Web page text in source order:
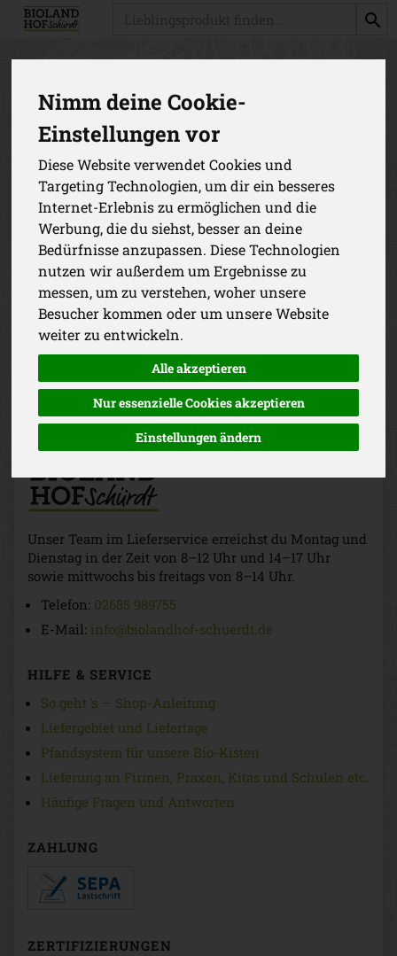
Nimm deine Cookie-
Einstellungen vor
Diese Website verwendet Cookies und
Targeting Technologien, um dir ein besseres
Internet-Erlebnis zu ermöglichen und die
Werbung, die du siehst, besser an deine
Bedürfnisse anzupassen. Diese Technologien
nutzen wir außerdem um Ergebnisse zu
messen, um zu verstehen, woher unsere
Besucher kommen oder um unsere Website
weiter zu entwickeln.
Alle akzeptieren
Nur essenzielle Cookies akzeptieren
Einstellungen ändern
Produkt "Schwarzkümmelöl"
nicht verfügbar.
Das von dir gesuchte Produkt ist leider zur Zeit nicht
verfügbar.
Unser Team im Lieferservice erreichst du Montag und
Dienstag in der Zeit von 8–12 Uhr und 14–17 Uhr
sowie mittwochs bis freitags von 8–14 Uhr.
Telefon: 02685 989755
E-Mail: info@biolandhof-schuerdt.de
HILFE & SERVICE
So geht 's — Shop-Anleitung
Liefergebiet und Liefertage
Pfandsystem für unsere Bio-Kisten
Lieferung an Firmen, Praxen, Kitas und Schulen etc.
Häufige Fragen und Antworten
ZAHLUNG
ZERTIFIZIERUNGEN